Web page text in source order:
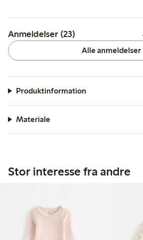
Anmeldelser (23)
Alle anmeldelser
Produktinformation
Materiale
Stor interesse fra andre